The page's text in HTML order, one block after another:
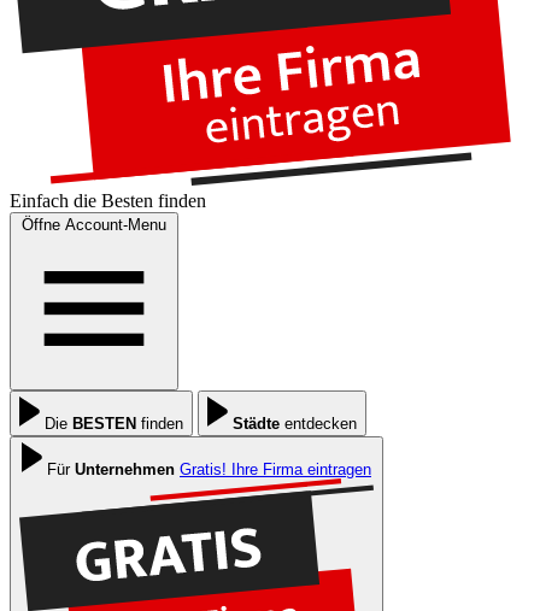
Einfach die Besten finden
Öffne Account-Menu
Die BESTEN finden Städte entdecken
Für Unternehmen Gratis! Ihre Firma eintragen